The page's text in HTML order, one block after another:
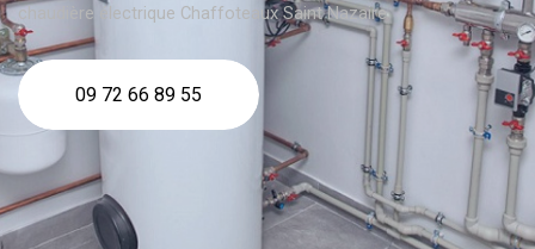
chaudière électrique Chaffoteaux Saint Nazaire
09 72 66 89 55